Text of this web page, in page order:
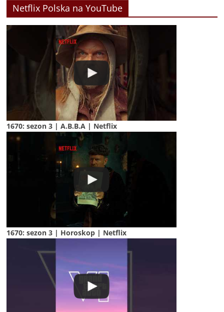
Netflix Polska na YouTube
1670: sezon 3 | A.B.B.A | Netflix
1670: sezon 3 | Horoskop | Netflix